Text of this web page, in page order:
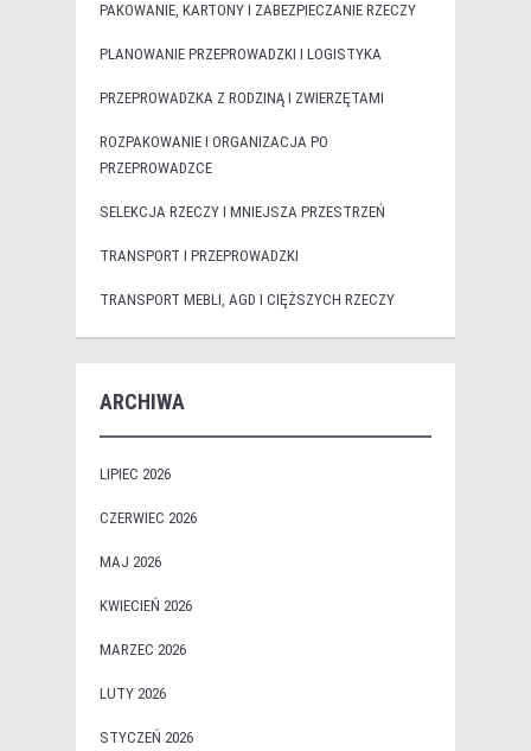
PAKOWANIE, KARTONY I ZABEZPIECZANIE RZECZY
PLANOWANIE PRZEPROWADZKI I LOGISTYKA
PRZEPROWADZKA Z RODZINĄ I ZWIERZĘTAMI
ROZPAKOWANIE I ORGANIZACJA PO
PRZEPROWADZCE
SELEKCJA RZECZY I MNIEJSZA PRZESTRZEŃ
TRANSPORT I PRZEPROWADZKI
TRANSPORT MEBLI, AGD I CIĘŻSZYCH RZECZY
ARCHIWA
LIPIEC 2026
CZERWIEC 2026
MAJ 2026
KWIECIEŃ 2026
MARZEC 2026
LUTY 2026
STYCZEŃ 2026